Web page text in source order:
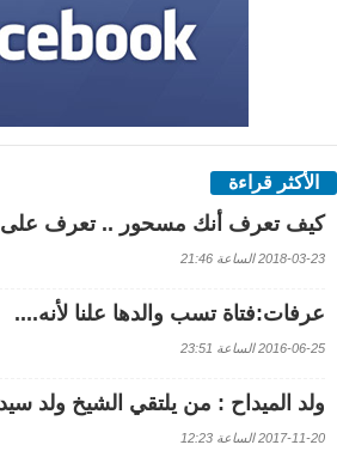
الأكثر قراءة
كيف تعرف أنك مسحور .. تعرف على
2018-03-23 الساعة 21:46
عرفات:فتاة تسب والدها علنا لأنه....
2016-06-25 الساعة 23:51
ولد الميداح : من يلتقي الشيخ ولد
2017-11-20 الساعة 12:23